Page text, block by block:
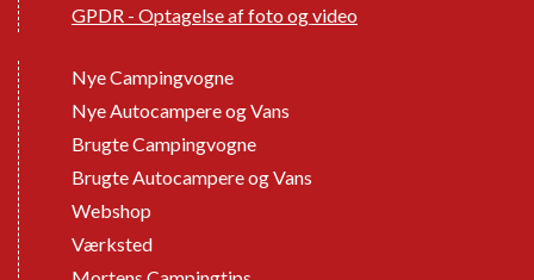
GPDR - Optagelse af foto og video
Nye Campingvogne
Nye Autocampere og Vans
Brugte Campingvogne
Brugte Autocampere og Vans
Webshop
Værksted